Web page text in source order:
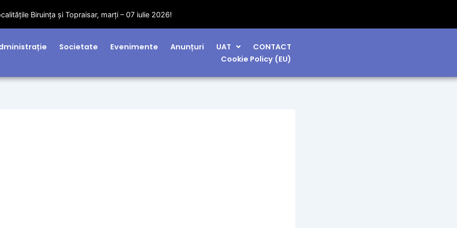
Biruința și Topraisar, marți – 07 iulie 2026!
Societate Evenimente Anunțuri UAT
CONTACT
Cookie Policy (EU)